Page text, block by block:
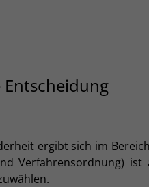
ergibt sich im
Verfahrensordnung)